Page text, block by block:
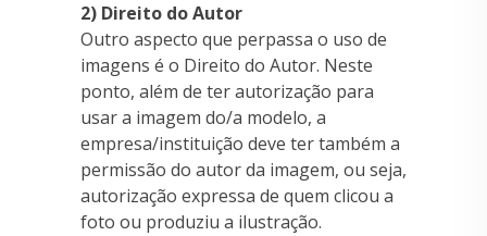
2) Direito do Autor
Outro aspecto que perpassa o uso de
imagens é o Direito do Autor. Neste
ponto, além de ter autorização para
usar a imagem do/a modelo, a
empresa/instituição deve ter também a
permissão do autor da imagem, ou seja,
autorização expressa de quem clicou a
foto ou produziu a ilustração.